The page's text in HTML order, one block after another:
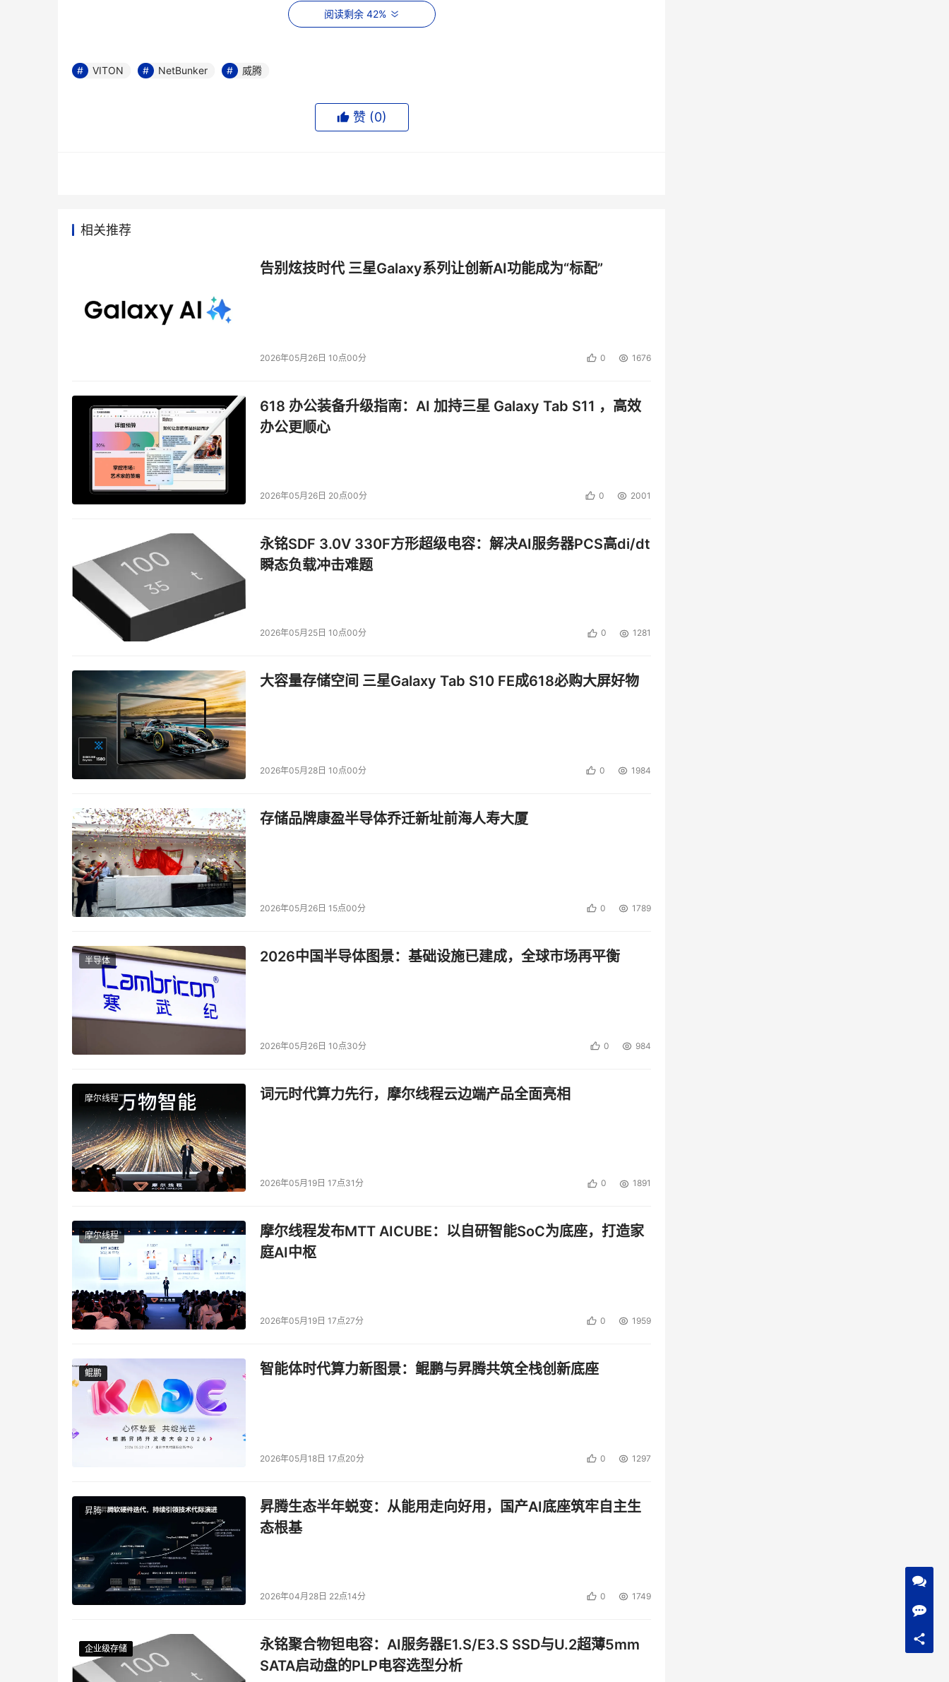
独立平台：将存储系统的管理中心建立在一个独立平台上，以提高系统的可靠性、数据的安全性。
整个网络环境中有4台Windows2000服务器用作门户网站系统主机，数据中心系统主机和内部OA系统主机，1台
库系统，oracle数据库系统。整个数据量大致为80G，在网络中的重要数据信息有办公自动化信息，电子公文，门户
网站信息等。局域网内用一台Linux机器做备份服务器，共享存储设备为磁盘阵列，备份设备为磁带库，具体解决方
阅读剩余 42%
本文来源于DOIT传媒，文章内容仅供参考，不构成投资建议。
VITON NetBunker 威腾
赞 (0)
相关推荐
告别炫技时代 三星Galaxy系列让创新AI功能成为“标配”
2026年05月26日 10点00分 0 1676
618 办公装备升级指南：AI 加持三星 Galaxy Tab S11 ，高效
办公更顺心
2026年05月26日 20点00分 0 2001
永铭SDF 3.0V 330F方形超级电容：解决AI服务器PCS高di/dt
瞬态负载冲击难题
2026年05月25日 10点00分 0 1281
大容量存储空间 三星Galaxy Tab S10 FE成618必购大屏好物
2026年05月28日 10点00分 0 1984
存储品牌康盈半导体乔迁新址前海人寿大厦
2026年05月26日 15点00分 0 1789
半导体 2026中国半导体图景：基础设施已建成，全球市场再平衡
2026年05月26日 10点30分 0 984
摩尔线程 词元时代算力先行，摩尔线程云边端产品全面亮相
2026年05月19日 17点31分 0 1891
摩尔线程
摩尔线程发布MTT AICUBE：以自研智能SoC为底座，打造家
庭AI中枢
2026年05月19日 17点27分 0 1959
鲲鹏
鲲鹏 智能体时代算力新图景：鲲鹏与昇腾共筑全栈创新底座
2026年05月18日 17点20分 0 1297
昇腾
昇腾生态半年蜕变：从能用走向好用，国产AI底座筑牢自主生
态根基
2026年04月28日 22点14分 0 1749
企业级存储
企业级存储
企业级存储
企业级存储
永铭聚合物钽电容：AI服务器E1.S/E3.S SSD与U.2超薄5mm
SATA启动盘的PLP电容选型分析